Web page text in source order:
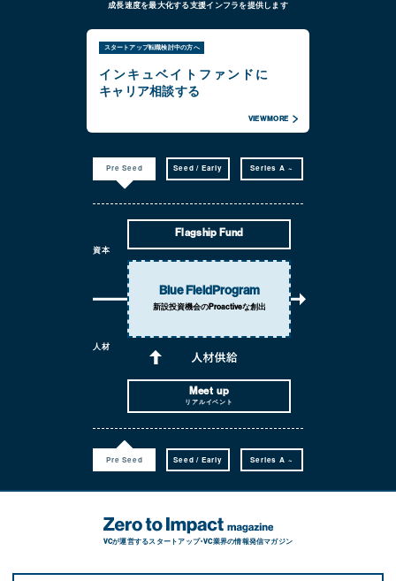
成長速度を最大化する支援インフラを提供します
スタートアップ転職検討中の方へ
インキュベイトファンドに
キャリア相談する
VIEW MORE
資本
人材
Pre Seed Seed / Early Series A ~
Flagship Fund
Blue FieldProgram
新設投資機会のProactiveな創出
Meet up
リアルイベント
Pre Seed Seed / Early Series A ~
VCが運営するスタートアップ・VC業界の情報発信マガジン